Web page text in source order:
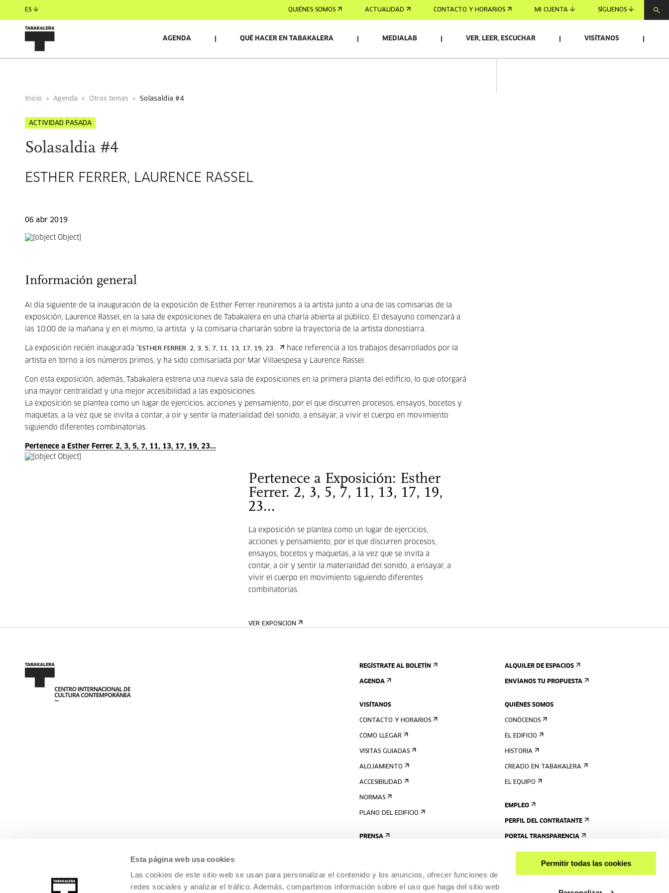
Esta página web usa cookies
Las cookies de este sitio web se usan para personalizar el contenido y los anuncios, ofrecer funciones de
redes sociales y analizar el tráfico. Además, compartimos información sobre el uso que haga del sitio web
Permitir todas las cookies
ES QUIÉNES SOMOS ACTUALIDAD CONTACTO Y HORARIOS MI CUENTA SÍGUENOS
AGENDA QUÉ HACER EN TABAKALERA MEDIALAB VER, LEER, ESCUCHAR VISÍTANOS
Inicio Agenda Otros temas solasaldia #4
ACTIVIDAD PASADA
Solasaldia #4
ESTHER FERRER, LAURENCE RASSEL
06 abr 2019
Información general
Al día siguiente de la inauguración de la exposición de Esther Ferrer reuniremos a la artista junto a una de las comisarias de la
exposición, Laurence Rassel, en la sala de exposiciones de Tabakalera en una charla abierta al público. El desayuno comenzará a
las 10:00 de la mañana y en el mismo, la artista y la comisaria charlarán sobre la trayectoria de la artista donostiarra.
La exposición recién inaugurada " ESTHER FERRER. 2, 3, 5, 7, 11, 13, 17, 19, 23...
" hace referencia a los trabajos desarrollados por la
artista en torno a los números primos, y ha sido comisariada por Mar Villaespesa y Laurence Rassel.
Con esta exposición, además, Tabakalera estrena una nueva sala de exposiciones en la primera planta del edificio, lo que otorgará
una mayor centralidad y una mejor accesibilidad a las exposiciones.
La exposición se plantea como un lugar de ejercicios, acciones y pensamiento, por el que discurren procesos, ensayos, bocetos y
maquetas, a la vez que se invita a contar, a oír y sentir la materialidad del sonido, a ensayar, a vivir el cuerpo en movimiento
siguiendo diferentes combinatorias.
Pertenece a Esther Ferrer. 2, 3, 5, 7, 11, 13, 17, 19, 23...
Pertenece a Exposición: Esther
Ferrer. 2, 3, 5, 7, 11, 13, 17, 19,
23...
La exposición se plantea como un lugar de ejercicios,
acciones y pensamiento, por el que discurren procesos,
ensayos, bocetos y maquetas, a la vez que se invita a
contar, a oír y sentir la materialidad del sonido, a ensayar, a
vivir el cuerpo en movimiento siguiendo diferentes
combinatorias.
VER EXPOSICIÓN
REGÍSTRATE AL BOLETÍN
AGENDA
VISÍTANOS
CONTACTO Y HORARIOS
CÓMO LLEGAR
VISITAS GUIADAS
ALOJAMIENTO
ACCESIBILIDAD
NORMAS
PLANO DEL EDIFICIO
PRENSA
ALQUILER DE ESPACIOS
ENVÍANOS TU PROPUESTA
QUIÉNES SOMOS
CONÓCENOS
EL EDIFICIO
HISTORIA
CREADO EN TABAKALERA
EL EQUIPO
EMPLEO
PERFIL DEL CONTRATANTE
PORTAL TRANSPARENCIA